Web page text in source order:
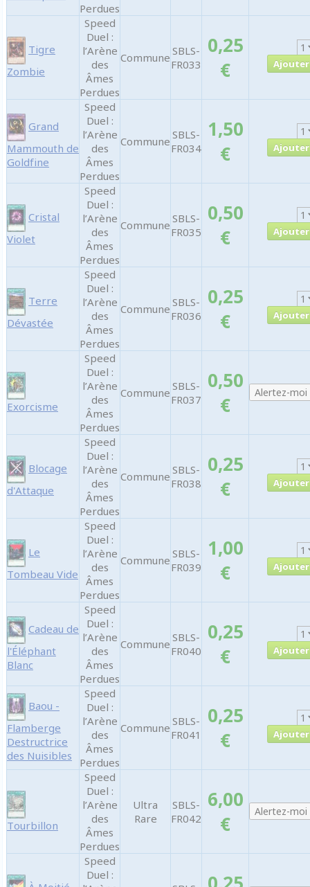
Perdues
Tigre
Zombie
Speed
Duel :
l’Arène
des
Âmes
Perdues
Commune SBLS-
FR033
0,25
€
Grand
Mammouth de
Goldfine
Speed
Duel :
l’Arène
des
Âmes
Perdues
Commune SBLS-
FR034
1,50
€
Cristal
Violet
Speed
Duel :
l’Arène
des
Âmes
Perdues
Commune SBLS-
FR035
0,50
€
Terre
Dévastée
Speed
Duel :
l’Arène
des
Âmes
Perdues
Commune SBLS-
FR036
0,25
€
Exorcisme
Speed
Duel :
l’Arène
des
Âmes
Perdues
Commune SBLS-
FR037
0,50
€
Blocage
d'Attaque
Speed
Duel :
l’Arène
des
Âmes
Perdues
Commune SBLS-
FR038
0,25
€
Le
Tombeau Vide
Speed
Duel :
l’Arène
des
Âmes
Perdues
Commune SBLS-
FR039
1,00
€
Cadeau de
l'Éléphant
Blanc
Speed
Duel :
l’Arène
des
Âmes
Perdues
Commune SBLS-
FR040
0,25
€
Baou -
Flamberge
Destructrice
des Nuisibles
Speed
Duel :
l’Arène
des
Âmes
Perdues
Commune SBLS-
FR041
0,25
€
Tourbillon
Speed
Duel :
l’Arène
des
Âmes
Perdues
Ultra
Rare
SBLS-
FR042
6,00
€
Speed
Duel :